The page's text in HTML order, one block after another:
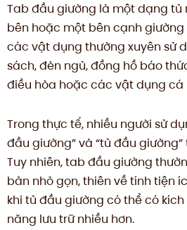
Tab đầu giường là một dạng tủ
bên hoặc một bên cạnh
các vật dụng thường xuyên sử
sách, đèn ngủ, đồng hồ báo
điều hòa hoặc các vật dụng cá
Trong thực tế, nhiều người sử
đầu giường” và “tủ đầu
Tuy nhiên, tab đầu giường
bản nhỏ gọn, thiên về tính tiện
khi tủ đầu giường có thể có
năng lưu trữ nhiều hơn.